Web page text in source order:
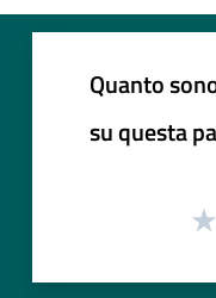
Quanto
su questa